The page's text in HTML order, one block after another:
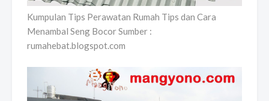
Kumpulan Tips Perawatan Rumah Tips dan Cara
Menambal Seng Bocor Sumber :
rumahebat.blogspot.com